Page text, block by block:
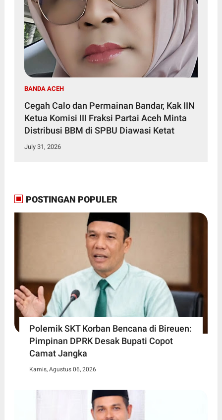
BANDA ACEH
Cegah Calo dan Permainan Bandar, Kak IIN
Ketua Komisi III Fraksi Partai Aceh Minta
Distribusi BBM di SPBU Diawasi Ketat
July 31, 2026
POSTINGAN POPULER
Polemik SKT Korban Bencana di Bireuen:
Pimpinan DPRK Desak Bupati Copot
Camat Jangka
Kamis, Agustus 06, 2026